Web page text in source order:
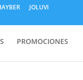
JOLUVI
PROMOCIONES